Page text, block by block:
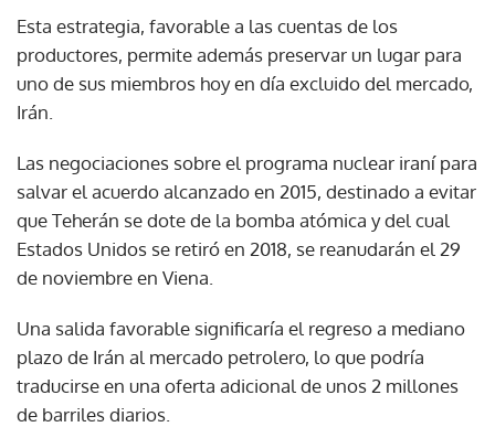
Esta estrategia, favorable a las cuentas de los
productores, permite además preservar un lugar para
uno de sus miembros hoy en día excluido del mercado,
Irán.
Las negociaciones sobre el programa nuclear iraní para
salvar el acuerdo alcanzado en 2015, destinado a evitar
que Teherán se dote de la bomba atómica y del cual
Estados Unidos se retiró en 2018, se reanudarán el 29
de noviembre en Viena.
Una salida favorable significaría el regreso a mediano
plazo de Irán al mercado petrolero, lo que podría
traducirse en una oferta adicional de unos 2 millones
de barriles diarios.